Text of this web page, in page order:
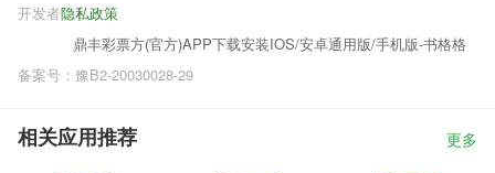
隐私政策
开发者
鼎丰彩票方(官方)APP下载安装IOS/安卓通用版/手机版-书格格
备案号：豫B2-20030028-29
相关应用推荐 更多